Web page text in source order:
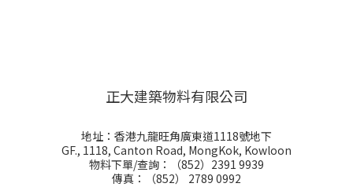
正大建築物料有限公司
地址：香港九龍旺角廣東道1118號地下
GF., 1118, Canton Road, MongKok, Kowloon
物料下單/查詢：（852）2391 9939
傳真：（852） 2789 0992